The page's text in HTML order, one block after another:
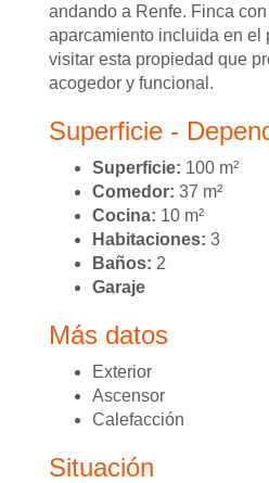
andando a Renfe. Finca
aparcamiento incluida en el
visitar esta propiedad que
acogedor y funcional.
Superficie -
Superficie: 100 m²
Comedor: 37 m²
Cocina: 10 m²
Habitaciones: 3
Baños: 2
Garaje
Más datos
Exterior
Ascensor
Calefacción
Situación